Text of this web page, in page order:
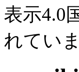
表示4.0
れてい